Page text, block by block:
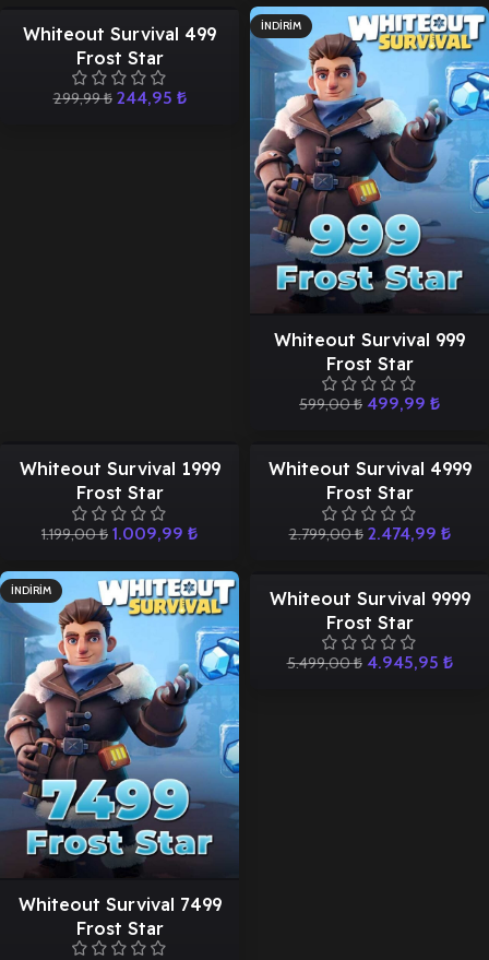
İNDIRIM
Whiteout Survival 499
Frost Star
299,99₺ 244,95 ₺
İNDIRIM
Whiteout Survival 999
Frost Star
599,00₺ 499,99 ₺
İNDIRIM
Whiteout Survival 1999
Frost Star
1.199,00₺ 1.009,99 ₺
İNDIRIM
Whiteout Survival 4999
Frost Star
2.799,00₺ 2.474,99 ₺
İNDIRIM
Whiteout Survival 7499
Frost Star
İNDIRIM
Whiteout Survival 9999
Frost Star
5.499,00₺ 4.945,95 ₺